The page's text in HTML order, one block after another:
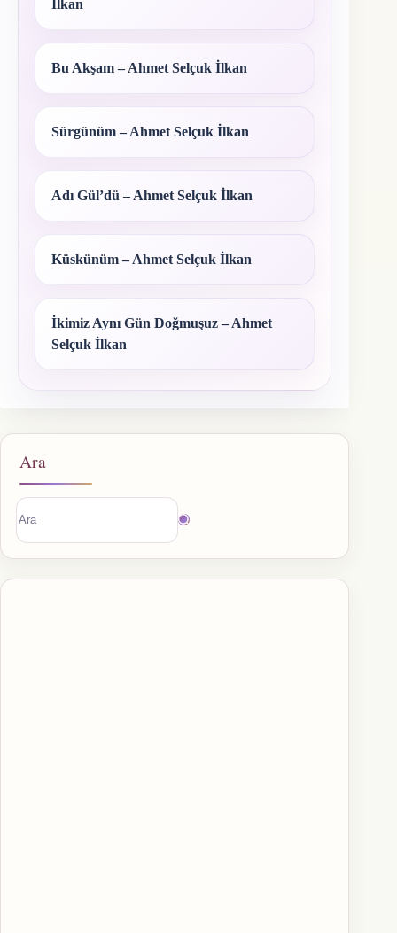
İlkan
Bu Akşam – Ahmet Selçuk İlkan
Sürgünüm – Ahmet Selçuk İlkan
Adı Gül’dü – Ahmet Selçuk İlkan
Küskünüm – Ahmet Selçuk İlkan
İkimiz Aynı Gün Doğmuşuz – Ahmet
Selçuk İlkan
Ara